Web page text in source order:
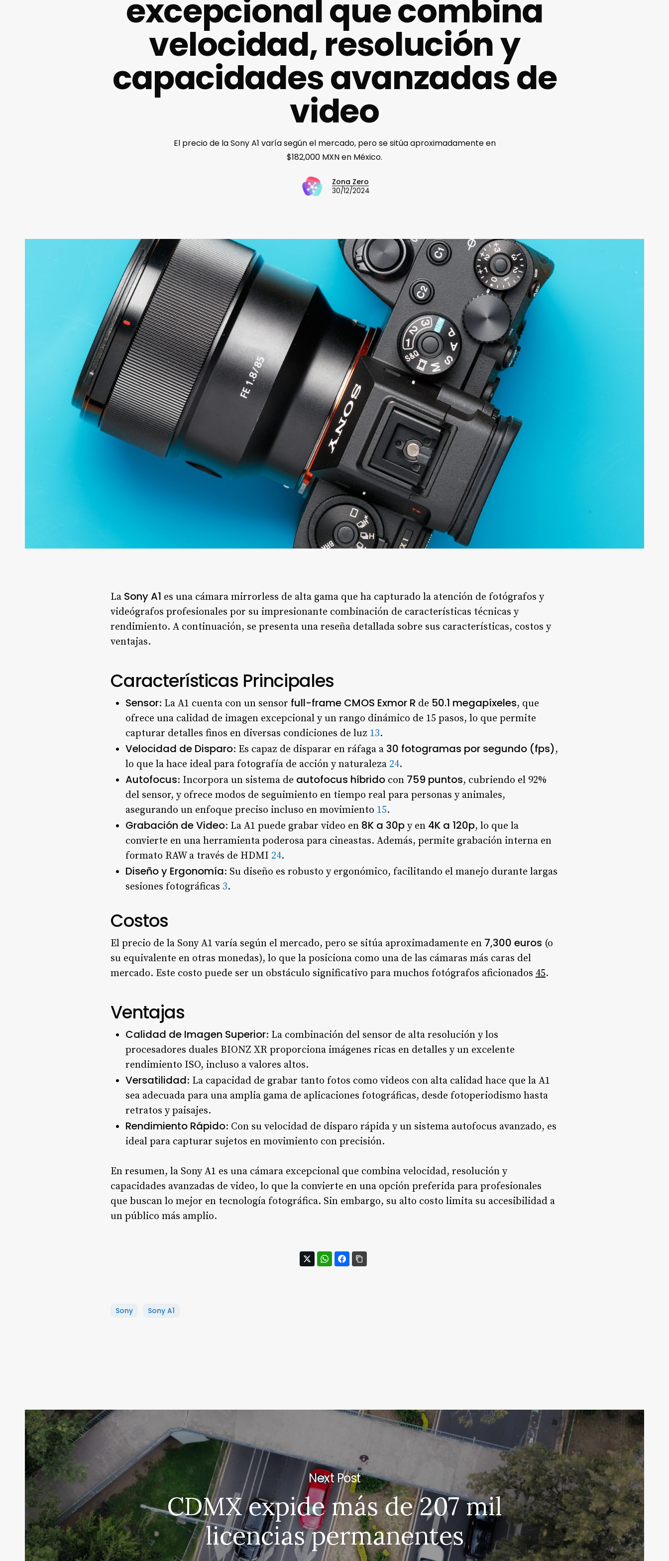
excepcional que combina
velocidad, resolución y
capacidades avanzadas de
video
El precio de la Sony A1 varía según el mercado, pero se sitúa aproximadamente en
$182,000 MXN en México.
Zona Zero
30/12/2024
La Sony A1 es una cámara mirrorless de alta gama que ha capturado la atención de fotógrafos y
videógrafos profesionales por su impresionante combinación de características técnicas y
rendimiento. A continuación, se presenta una reseña detallada sobre sus características, costos y
ventajas.
Características Principales
Sensor: La A1 cuenta con un sensor full-frame CMOS Exmor R de 50.1 megapíxeles, que
ofrece una calidad de imagen excepcional y un rango dinámico de 15 pasos, lo que permite
capturar detalles finos en diversas condiciones de luz 13.
Velocidad de Disparo: Es capaz de disparar en ráfaga a 30 fotogramas por segundo (fps),
lo que la hace ideal para fotografía de acción y naturaleza 24.
Autofocus: Incorpora un sistema de autofocus híbrido con 759 puntos, cubriendo el 92%
del sensor, y ofrece modos de seguimiento en tiempo real para personas y animales,
asegurando un enfoque preciso incluso en movimiento 15.
Grabación de Video: La A1 puede grabar video en 8K a 30p y en 4K a 120p, lo que la
convierte en una herramienta poderosa para cineastas. Además, permite grabación interna en
formato RAW a través de HDMI 24.
Diseño y Ergonomía: Su diseño es robusto y ergonómico, facilitando el manejo durante largas
sesiones fotográficas 3.
Costos
El precio de la Sony A1 varía según el mercado, pero se sitúa aproximadamente en 7,300 euros (o
su equivalente en otras monedas), lo que la posiciona como una de las cámaras más caras del
mercado. Este costo puede ser un obstáculo significativo para muchos fotógrafos aficionados 45.
Ventajas
Calidad de Imagen Superior: La combinación del sensor de alta resolución y los
procesadores duales BIONZ XR proporciona imágenes ricas en detalles y un excelente
rendimiento ISO, incluso a valores altos.
Versatilidad: La capacidad de grabar tanto fotos como videos con alta calidad hace que la A1
sea adecuada para una amplia gama de aplicaciones fotográficas, desde fotoperiodismo hasta
retratos y paisajes.
Rendimiento Rápido: Con su velocidad de disparo rápida y un sistema autofocus avanzado, es
ideal para capturar sujetos en movimiento con precisión.
En resumen, la Sony A1 es una cámara excepcional que combina velocidad, resolución y
capacidades avanzadas de video, lo que la convierte en una opción preferida para profesionales
que buscan lo mejor en tecnología fotográfica. Sin embargo, su alto costo limita su accesibilidad a
un público más amplio.
Sony Sony A1
Next Post
CDMX expide más de 207 mil
licencias permanentes